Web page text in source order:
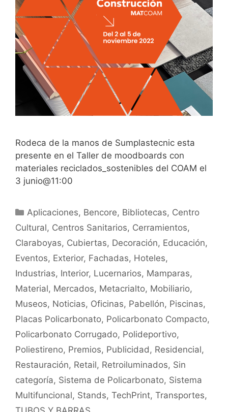
Rodeca de la manos de Sumplastecnic esta
presente en el Taller de moodboards con
materiales reciclados_sostenibles del COAM el
3 junio@11:00
Aplicaciones, Bencore, Bibliotecas, Centro
Cultural, Centros Sanitarios, Cerramientos,
Claraboyas, Cubiertas, Decoración, Educación,
Eventos, Exterior, Fachadas, Hoteles,
Industrias, Interior, Lucernarios, Mamparas,
Material, Mercados, Metacrialto, Mobiliario,
Museos, Noticias, Oficinas, Pabellón, Piscinas,
Placas Policarbonato, Policarbonato Compacto,
Policarbonato Corrugado, Polideportivo,
Poliestireno, Premios, Publicidad , Residencial,
Restauración, Retail, Retroiluminados, Sin
categoría, Sistema de Policarbonato, Sistema
Multifuncional, Stands, TechPrint, Transportes,